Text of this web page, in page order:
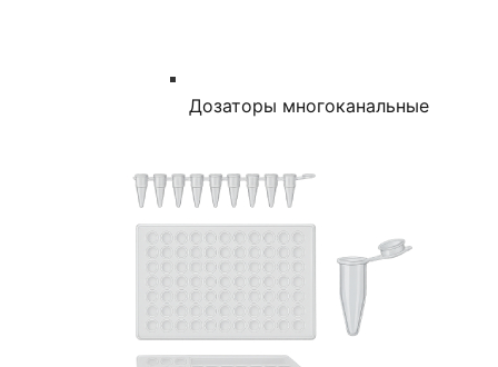
Дозаторы многоканальные